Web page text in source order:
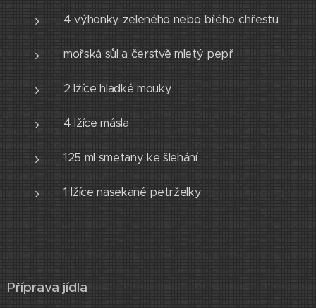
4 výhonky zeleného nebo bílého chřestu
mořská sůl a čerstvě mletý pepř
2 lžíce hladké mouky
4 lžíce másla
125 ml smetany ke šlehání
1 lžíce nasekané petrželky
Příprava jídla